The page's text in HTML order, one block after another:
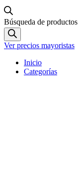
Búsqueda de productos
Ver precios mayoristas
Inicio
Categorías